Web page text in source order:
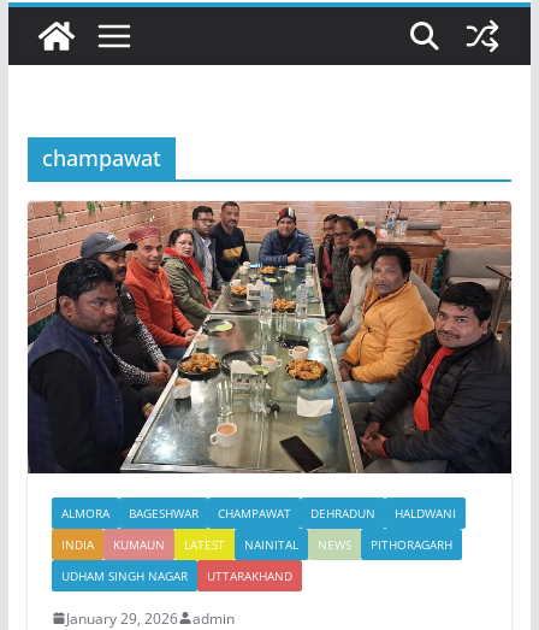
champawat
ALMORA BAGESHWAR CHAMPAWAT DEHRADUN
HALDWANI
INDIA
KUMAUN LATEST NAINITAL NEWS
PITHORAGARH
UDHAM SINGH NAGAR
UTTARAKHAND
January 29, 2026 admin